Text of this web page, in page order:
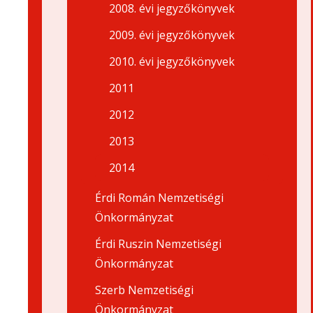
2008. évi jegyzőkönyvek
2009. évi jegyzőkönyvek
2010. évi jegyzőkönyvek
2011
2012
2013
2014
Érdi Román Nemzetiségi
Önkormányzat
Érdi Ruszin Nemzetiségi
Önkormányzat
Szerb Nemzetiségi
Önkormányzat